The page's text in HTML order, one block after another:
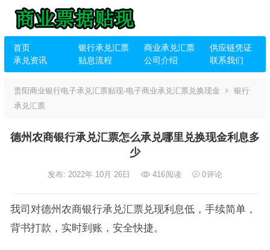
首页 银行承兑汇票 商业承兑汇票
供应链凭证
承兑资讯
贴息流程 公司介绍 联系我们
贵阳商业银行电子承兑汇票贴现-电子商业承兑汇票兑换现金
银行
承兑汇票
德州农商银行承兑汇票怎么承兑哪里兑换现金利息多
少
发布: 2022年 10月 26日 416阅读 0评论
我司对德州农商银行承兑汇票兑现利息低，手续简单，
背书打款，实时到账，安全快捷。